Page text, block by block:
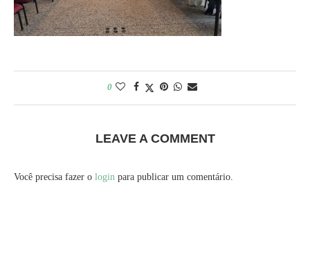
0
LEAVE A COMMENT
Você precisa fazer o login para publicar um comentário.